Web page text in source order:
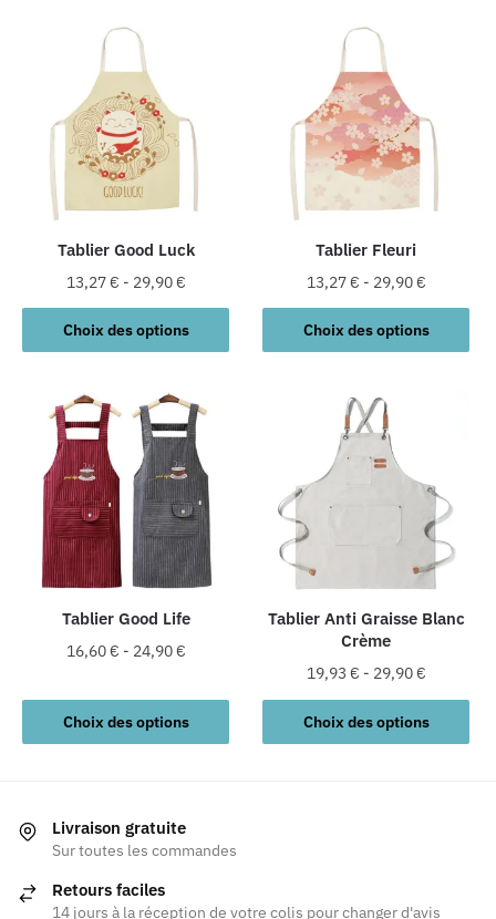
Tablier Good Luck
13,27€ - 29,90€
Choix des options
Ce
produit
plusieurs
variations.
Les
options
peuvent
être
choisies
sur
la
page
produit
Tablier Fleuri
13,27€ - 29,90€
Choix des options
Ce
produit
plusieurs
variations.
Les
options
peuvent
choisies
sur
la
page
du
produit
Tablier Good Life
16,60€ - 24,90€
Choix des options
produit
a
Les
options
peuvent
être
Tablier Anti Graisse Blanc
Crème
19,93 € - 29,90€
Choix des options
Ce
produit
Livraison gratuite
Sur toutes les commandes
Retours faciles
14 jours à la réception de votre colis pour changer d'avis